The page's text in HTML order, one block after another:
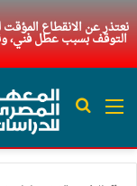
نعتذر عن الانقطاع
التوقف بسبب عطل فني،
القائمة بحث عن